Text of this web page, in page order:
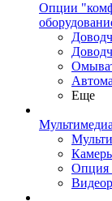
Опции
Еще
Опция